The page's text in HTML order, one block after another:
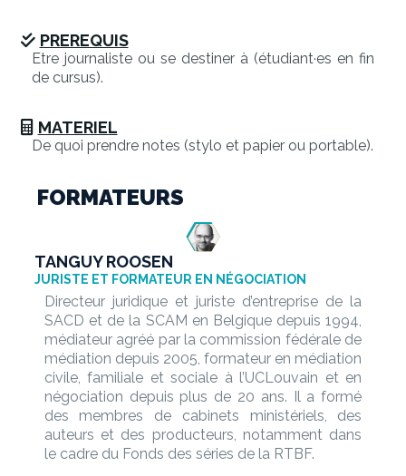
PREREQUIS
Etre journaliste ou se destiner à (étudiant·es en fin
de cursus).
MATERIEL
De quoi prendre notes (stylo et papier ou portable).
FORMATEURS
TANGUY ROOSEN
JURISTE ET FORMATEUR EN NÉGOCIATION
Directeur juridique et juriste d’entreprise de la
SACD et de la SCAM en Belgique depuis 1994,
médiateur agréé par la commission fédérale de
médiation depuis 2005, formateur en médiation
civile, familiale et sociale à l’UCLouvain et en
négociation depuis plus de 20 ans. Il a formé
des membres de cabinets ministériels, des
auteurs et des producteurs, notamment dans
le cadre du Fonds des séries de la RTBF.